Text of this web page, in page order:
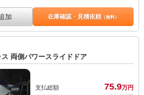
加 在庫確認・見積依頼（無料）
両側パワースライドドア
支払総額 75.9万円